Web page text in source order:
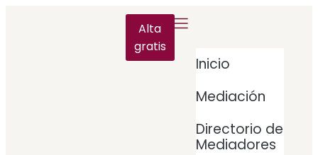
Alta
gratis
Inicio
Mediación
Directorio de
Mediadores